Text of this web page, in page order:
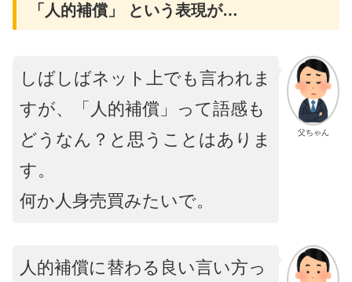
「人的補償」 という表現が…
父ちゃん
しばしばネット上でも言われま
すが、「人的補償」って語感も
どうなん？と思うことはありま
す。
何か人身売買みたいで。
人的補償に替わる良い言い方っ